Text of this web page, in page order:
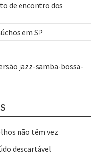
de encontro dos
em SP
jazz-samba-bossa-
não têm vez
descartável